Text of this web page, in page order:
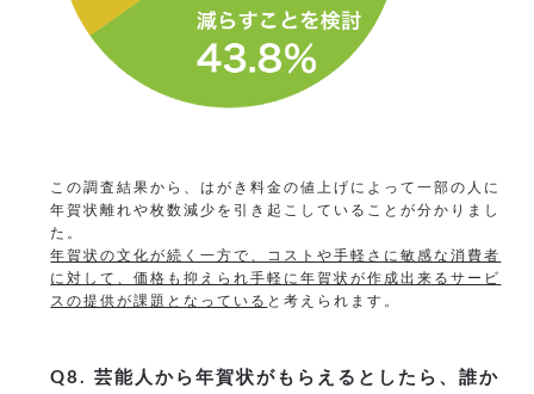
この調査結果から、はがき料金の値上げによって一部の人に
年賀状離れや枚数減少を引き起こしていることが分かりまし
た。
年賀状の文化が続く一方で、コストや手軽さに敏感な消費者
に対して、価格も抑えられ手軽に年賀状が作成出来るサービ
スの提供が課題となっている と考えられます。
Q8. 芸能人から年賀状がもらえるとしたら、誰か